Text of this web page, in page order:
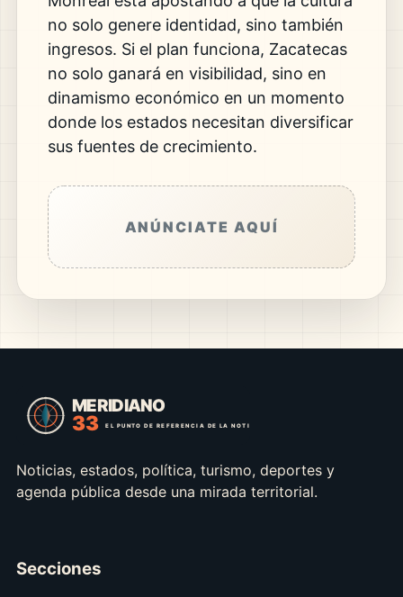
no solo genere identidad, sino también
ingresos. Si el plan funciona, Zacatecas
no solo ganará en visibilidad, sino en
dinamismo económico en un momento
donde los estados necesitan diversificar
sus fuentes de crecimiento.
ANÚNCIATE AQUÍ
Noticias, estados, política, turismo, deportes y
agenda pública desde una mirada territorial.
Secciones